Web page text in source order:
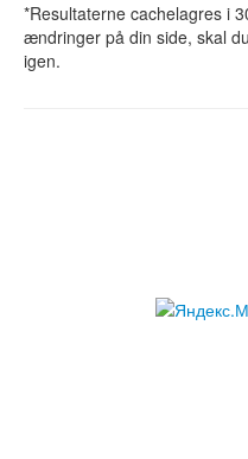
*Resultaterne cachelagres i
ændringer på din side, skal
igen.